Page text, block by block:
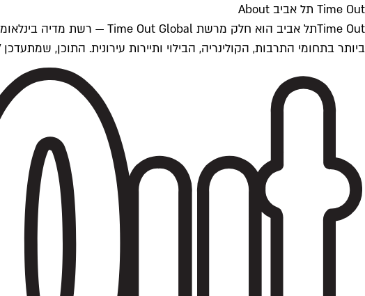
Time Out תל אביב About
ביותר בתחומי התרבות, הקולינריה, הבילוי ותיירות עירונית. התוכן, שמתעדכן 24/7, נכתב ונערך על ידי צוות עיתונאים מקצועי מקומי בישראל, בהתאם לסטנדרטים של Time Out העולמית.